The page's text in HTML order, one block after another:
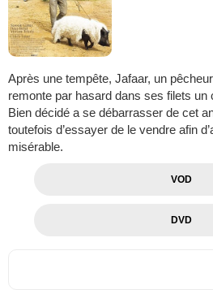
Après une tempête, Jafaar, un
remonte par hasard dans ses filets un
Bien décidé a se débarrasser de cet
toutefois d’essayer de le vendre afin
misérable.
VOD
DVD